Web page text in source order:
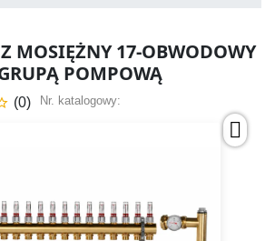
MOSIĘŻNY 17-OBWODOWY
POMPOWĄ
(0) Nr. katalogowy: